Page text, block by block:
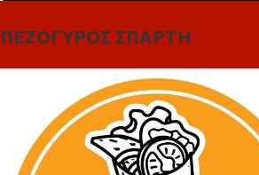
ΠΕΖΟΓΥΡΟΣ ΣΠΑΡΤΗ